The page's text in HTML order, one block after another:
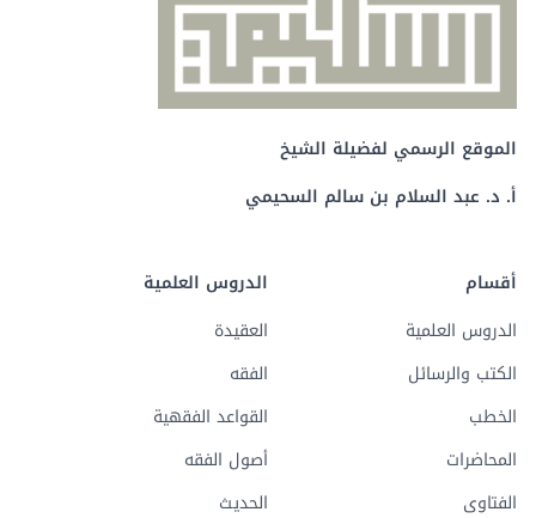
الموقع الرسمي لفضيلة الشيخ
أ. د. عبد السلام بن سالم السحيمي
أقسام
الدروس العلمية
الكتب والرسائل
الخطب
المحاضرات
الفتاوى
الدروس العلمية
العقيدة
الفقه
القواعد الفقهية
أصول الفقه
الحديث